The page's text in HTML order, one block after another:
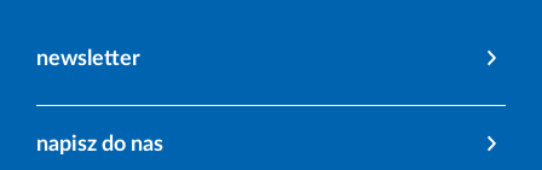
newsletter
napisz do nas